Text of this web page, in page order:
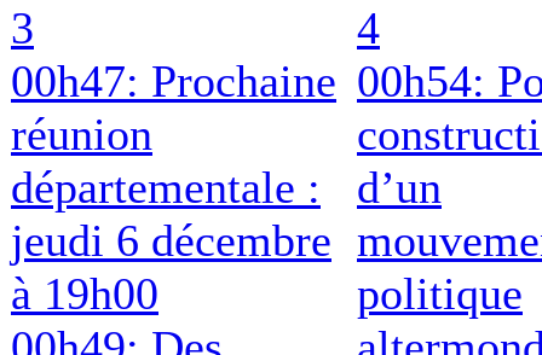
3
00h47: Prochaine
réunion
départementale :
jeudi 6 décembre
à 19h00
4
00h54:
d’un
politique